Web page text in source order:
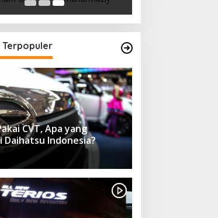
CVT, Apa yang
Indonesia?